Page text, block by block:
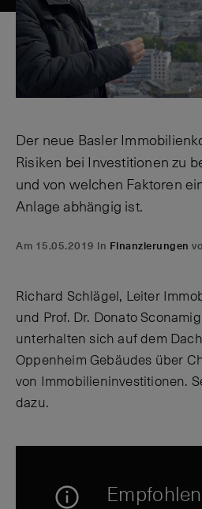
Der neue Basler
Risiken bei Investitionen zu
und von welchen Faktoren
Anlage abhängig ist.
Am 15.05.2019 in Finanzierungen
Richard Schlägel, Leiter
und Prof. Dr. Donato
unterhalten sich auf dem
Oppenheim Gebäudes über
von Immobilieninvestitionen.
dazu.